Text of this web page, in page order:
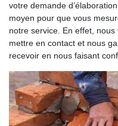
votre demande
moyen pour que vous
notre service. En effet,
mettre en contact et nous
recevoir en nous faisant